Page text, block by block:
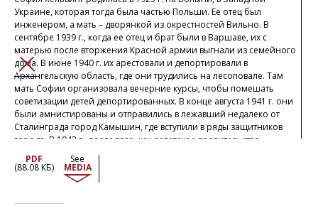
ЗАКРЫТЬ
Украине, которая тогда была частью Польши. Ее отец был
инженером, а мать – дворянкой из окрестностей Вильно. В
сентябре 1939 г., когда ее отец и брат были в Варшаве, их с
матерью после вторжения Красной армии выгнали из семейного
дома. В июне 1940 г. их арестовали и депортировали в
Архангельскую область, где они трудились на лесоповале. Там
мать Софии организовала вечерние курсы, чтобы помешать
советизации детей депортированных. В конце августа 1941 г. они
были амнистированы и отправились в лежавший недалеко от
Сталинграда город Камышин, где вступили в ряды защитников
города. В 1942 г., после того, как советское правительство
разорвало отношения с польским правительством в изгнании,
они вновь были арестованы и отправлены в Казахстан, где им
пришлось работать на строительстве ирригационных каналов.
узнали о создании Союза польских патриотов, с которым София
PDF
(88.08 КБ)
See
MEDIA